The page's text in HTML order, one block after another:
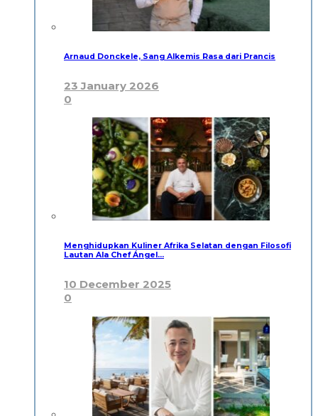
Arnaud Donckele, Sang Alkemis Rasa dari Prancis
23 January 2026
0
Menghidupkan Kuliner Afrika Selatan dengan Filosofi
Lautan Ala Chef Ángel…
10 December 2025
0